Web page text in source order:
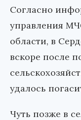
Согласно
управления
области, в
вскоре после
удалось
Чуть позже в